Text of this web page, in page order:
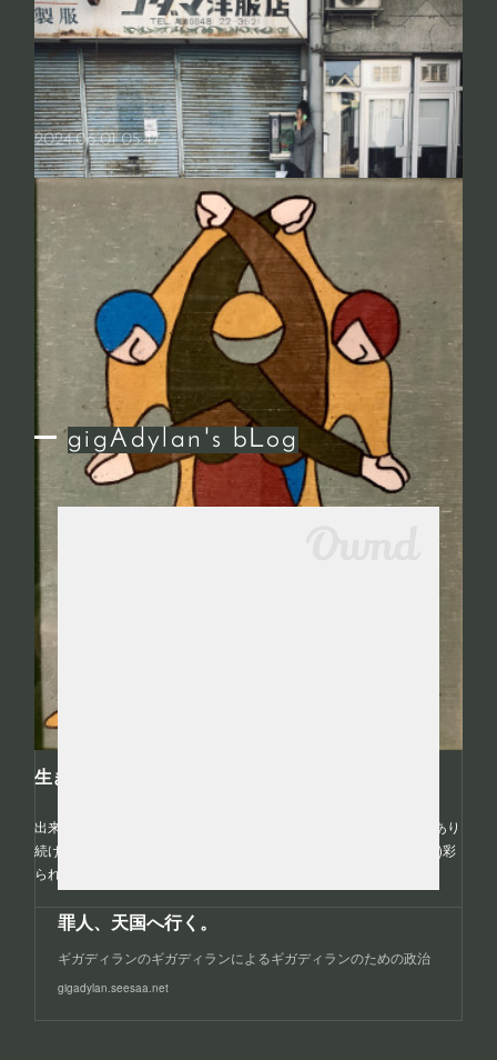
繋がること・感じること
凄まじい湿気の中で梅雨を存分に感じている今日この頃☔️ 夏至を過ぎて
もまだ夜7時過ぎが明るい事に嬉しさを感じておりますが皆さまお元気
にお過ごしでしょうか❓ 先月末に京都pub VOXhallにてgakiちゃんの…
そういう作りになっている。
急に寒くなって、しまったばかりの冬物をまた出してきて羽織ったり、
履いたり。 大体、何か書いてみようかと思う時は雨の日だ。雨に濡れ
濃くなった緑が何故か僕をそういう気分させる。 限りなく不安もな…
ぼくら半分、現実の中。
雷が鳴って、大雨が降っている。トキロックの調子は大体寝顔でわか
る。多分、気圧だな。
2024.06.01 05:47
生きてる奴は大体友達。
出来事は記憶の数だけある、そこに優劣はなく、ただ出来事としてあり
続け、ある事は色褪せていき、ある事は(語ること語られるによって)彩
られていく。ちょっと何言ってるかわかんないです for me。
gigAdylan's bLog
罪人、天国へ行く。
ギガディランのギガディランによるギガディランのための政治
gigadylan.seesaa.net